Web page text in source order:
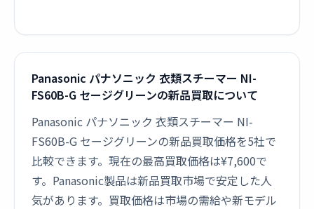
Panasonic パナソニック 衣類スチーマー NI-
FS60B-G セージグリーンの新品買取について
Panasonic パナソニック 衣類スチーマー NI-
FS60B-G セージグリーンの新品買取価格を5社で
比較できます。現在の最高買取価格は¥7,600で
す。Panasonic製品は新品買取市場で安定した人
気があります。買取価格は市場の需給や新モデル